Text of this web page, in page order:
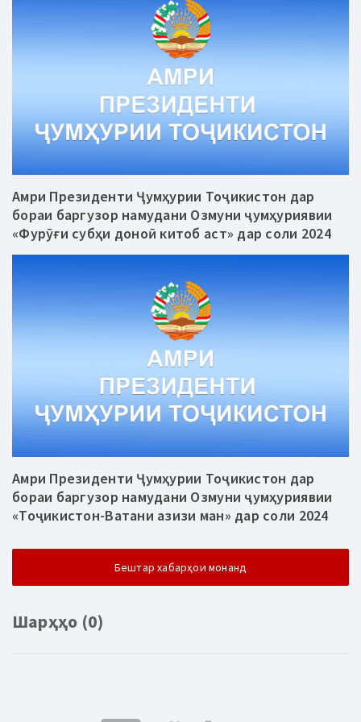
Амри Президенти Ҷумҳурии Тоҷикистон дар
бораи баргузор намудани Озмуни ҷумҳуриявии
«Фурӯғи субҳи доноӣ китоб аст» дар соли 2024
Амри Президенти Ҷумҳурии Тоҷикистон дар
бораи баргузор намудани Озмуни ҷумҳуриявии
«Тоҷикистон-Ватани азизи ман» дар соли 2024
Бештар хабарҳои монанд
Шарҳҳо (0)